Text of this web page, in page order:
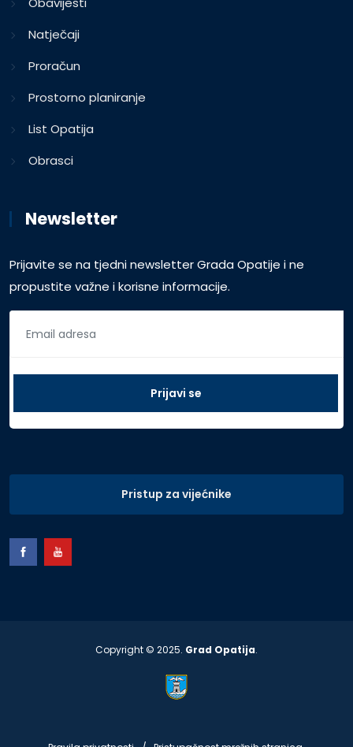
Natječaji
Proračun
Prostorno planiranje
List Opatija
Obrasci
Newsletter
Prijavite se na tjedni newsletter Grada Opatije i ne
propustite važne i korisne informacije.
Pristup za vijećnike
Copyright © 2025. Grad Opatija.